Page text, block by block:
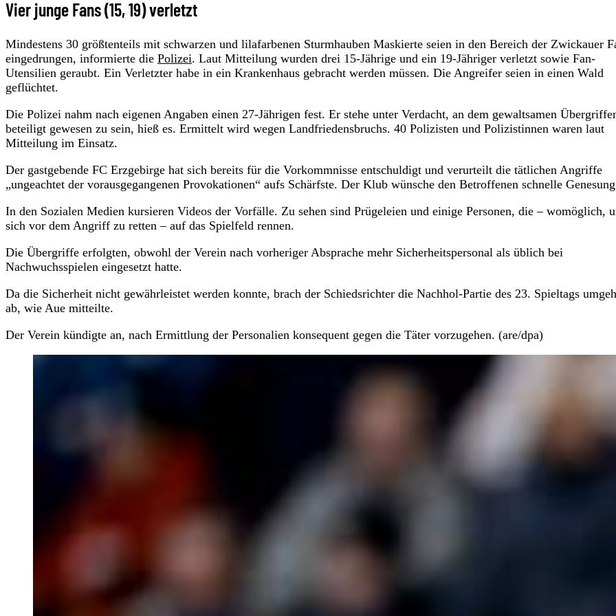
Vier junge Fans (15, 19) verletzt
Mindestens 30 größtenteils mit schwarzen und lilafarbenen Sturmhauben Maskierte seien in den Bereich der Zwickauer
eingedrungen, informierte die Polizei. Laut Mitteilung wurden drei 15-Jährige und ein 19-Jähriger verletzt sowie Fan-
Utensilien geraubt. Ein Verletzter habe in ein Krankenhaus gebracht werden müssen. Die Angreifer seien in einen Wald
geflüchtet.
Die Polizei nahm nach eigenen Angaben einen 27-Jährigen fest. Er stehe unter Verdacht, an dem gewaltsamen
beteiligt gewesen zu sein, hieß es. Ermittelt wird wegen Landfriedensbruchs. 40 Polizisten und Polizistinnen waren laut
Mitteilung im Einsatz.
Der gastgebende FC Erzgebirge hat sich bereits für die Vorkommnisse entschuldigt und verurteilt die tätlichen Angriffe
„ungeachtet der vorausgegangenen Provokationen“ aufs Schärfste. Der Klub wünsche den Betroffenen schnelle
In den Sozialen Medien kursieren Videos der Vorfälle. Zu sehen sind Prügeleien und einige Personen, die – womöglich,
sich vor dem Angriff zu retten – auf das Spielfeld rennen.
Die Übergriffe erfolgten, obwohl der Verein nach vorheriger Absprache mehr Sicherheitspersonal als üblich bei
Nachwuchsspielen eingesetzt hatte.
Da die Sicherheit nicht gewährleistet werden konnte, brach der Schiedsrichter die Nachhol-Partie des 23. Spieltags
ab, wie Aue mitteilte.
Der Verein kündigte an, nach Ermittlung der Personalien konsequent gegen die Täter vorzugehen. (are/dpa)